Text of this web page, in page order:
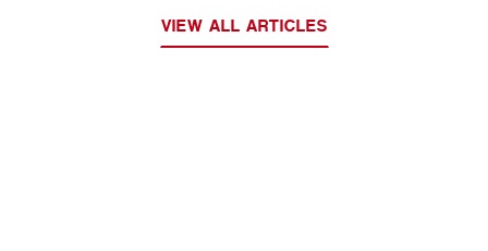
VIEW ALL ARTICLES